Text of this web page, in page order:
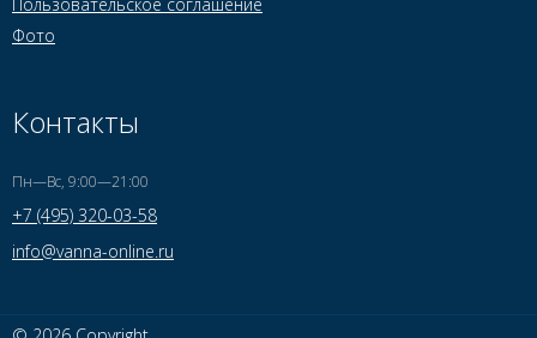
Фото
Контакты
Пн—Вс, 9:00—21:00
+7 (495) 320-03-58
info@vanna-online.ru